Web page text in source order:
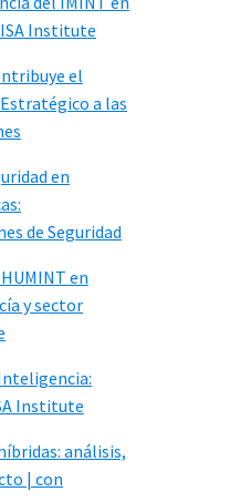
Institute
el
a las
en
de Seguridad
en
y sector
Institute
análisis,
| con